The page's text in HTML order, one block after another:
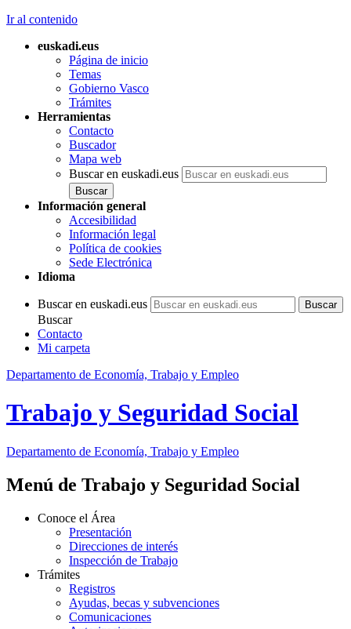
Ir al contenido
euskadi.eus
Página de inicio
Temas
Gobierno Vasco
Trámites
Herramientas
Contacto
Buscador
Mapa web
Buscar en euskadi.eus
Información general
Accesibilidad
Información legal
Política de cookies
Sede Electrónica
Idioma
Buscar en euskadi.eus
Buscar
Contacto
Mi carpeta
Departamento de Economía, Trabajo y Empleo
Trabajo y Seguridad Social
Departamento de Economía, Trabajo y Empleo
Menú de Trabajo y Seguridad Social
Conoce el Área
Presentación
Direcciones de interés
Inspección de Trabajo
Trámites
Registros
Ayudas, becas y subvenciones
Comunicaciones